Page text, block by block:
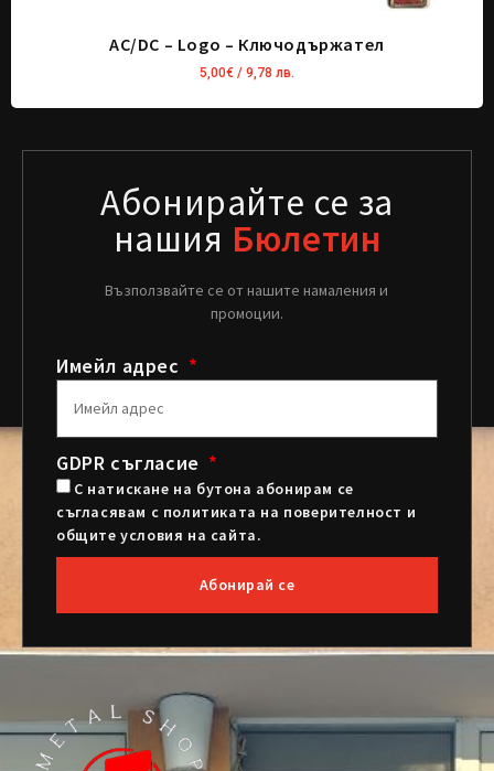
AC/DC – Logo – Ключодържател
5,00€ / 9,78 лв.
Абонирайте се за
нашия Бюлетин
Възползвайте се от нашите намаления и
промоции.
Имейл адрес
GDPR съгласие
С натискане на бутона абонирам се
съгласявам с политиката на поверителност и
общите условия на сайта.
Абонирай се